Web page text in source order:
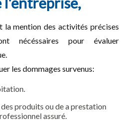
la mention des activités précises
nécéssaires pour évaluer
les dommages survenus:
produits ou de a prestation
assuré.